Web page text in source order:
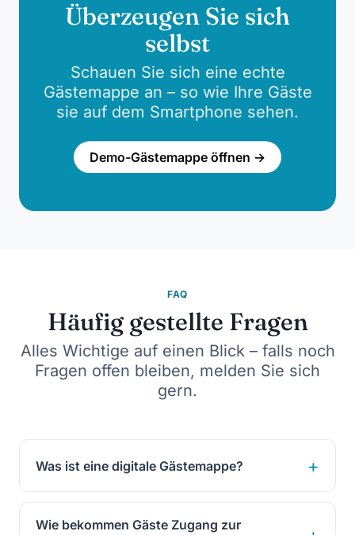
Überzeugen Sie sich
selbst
Schauen Sie sich eine echte
Gästemappe an – so wie Ihre Gäste
sie auf dem Smartphone sehen.
Demo-Gästemappe öffnen →
FAQ
Häufig gestellte Fragen
Alles Wichtige auf einen Blick – falls noch
Fragen offen bleiben, melden Sie sich
gern.
Was ist eine digitale Gästemappe?
Wie bekommen Gäste Zugang zur